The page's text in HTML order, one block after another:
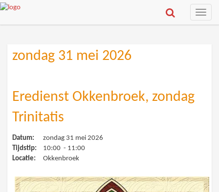
Toggle
zondag 31 mei 2026
Eredienst Okkenbroek, zondag
Trinitatis
Datum:
zondag 31 mei 2026
Tijdstip:
10:00 - 11:00
Locatie:
Okkenbroek